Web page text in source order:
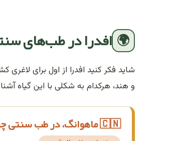
🌍 افدرا در طب‌های
شاید فکر کنید افدرا از اول برای
و هند، هرکدام به شکلی با این گیاه
🇨🇳 ماهوانگ، در طب سنتی چین